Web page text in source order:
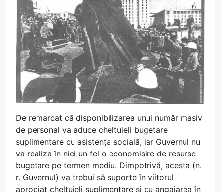
De remarcat că disponibilizarea unui număr masiv
de personal va aduce cheltuieli bugetare
suplimentare cu asistența socială, iar Guvernul nu
va realiza în nici un fel o economisire de resurse
bugetare pe termen mediu. Dimpotrivă, acesta (n.
r. Guvernul) va trebui să suporte în viitorul
apropiat cheltuieli suplimentare și cu angajarea în